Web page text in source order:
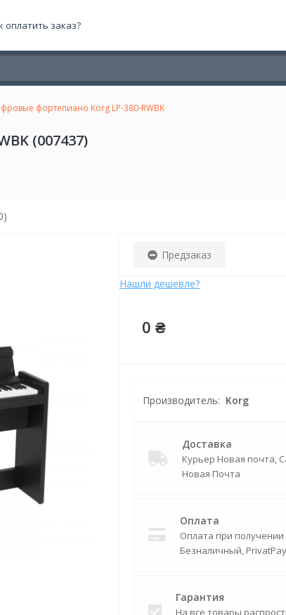
оплатить заказ?
фортепиано Korg LP-380-RWBK
(007437)
Предзаказ
Нашли дешевле?
0 ₴
Производитель: Korg
Доставка
Курьер Новая почта,
Новая Почта
Оплата
Оплата при
Безналичный,
Гарантия
На все товары